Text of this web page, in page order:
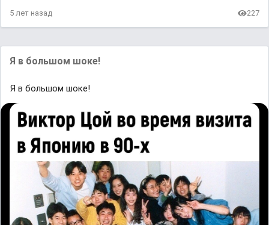
5 лет назад 227
Я в большом шоке!
Я в большом шоке!